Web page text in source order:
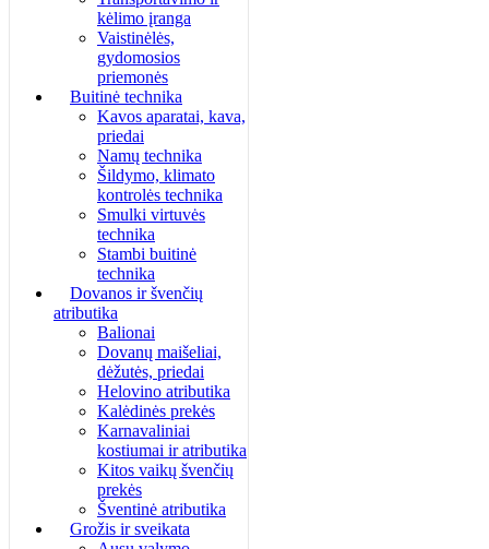
kėlimo įranga
Vaistinėlės,
gydomosios
priemonės
Buitinė technika
Kavos aparatai, kava,
priedai
Namų technika
Šildymo, klimato
kontrolės technika
Smulki virtuvės
technika
Stambi buitinė
technika
Dovanos ir švenčių
atributika
Balionai
Dovanų maišeliai,
dėžutės, priedai
Helovino atributika
Kalėdinės prekės
Karnavaliniai
kostiumai ir atributika
Kitos vaikų švenčių
prekės
Šventinė atributika
Grožis ir sveikata